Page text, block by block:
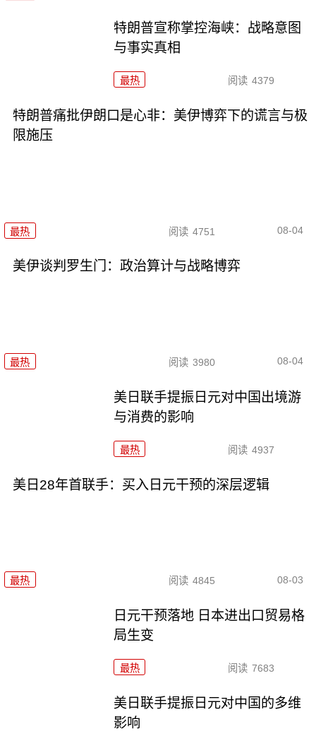
特朗普宣称掌控海峡：战略意图
与事实真相
最热 阅读 4379
特朗普痛批伊朗口是心非：美伊博弈下的谎言与极
限施压
最热 阅读 4751 08-04
美伊谈判罗生门：政治算计与战略博弈
最热 阅读 3980 08-04
美日联手提振日元对中国出境游
与消费的影响
最热 阅读 4937
美日28年首联手：买入日元干预的深层逻辑
最热 阅读 4845 08-03
日元干预落地 日本进出口贸易格
局生变
最热 阅读 7683
美日联手提振日元对中国的多维
影响